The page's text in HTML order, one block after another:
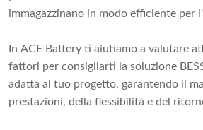
immagazzinano in modo efficiente per
In ACE Battery ti aiutiamo a valutare
fattori per consigliarti la soluzione
adatta al tuo progetto, garantendo il
prestazioni, della flessibilità e del